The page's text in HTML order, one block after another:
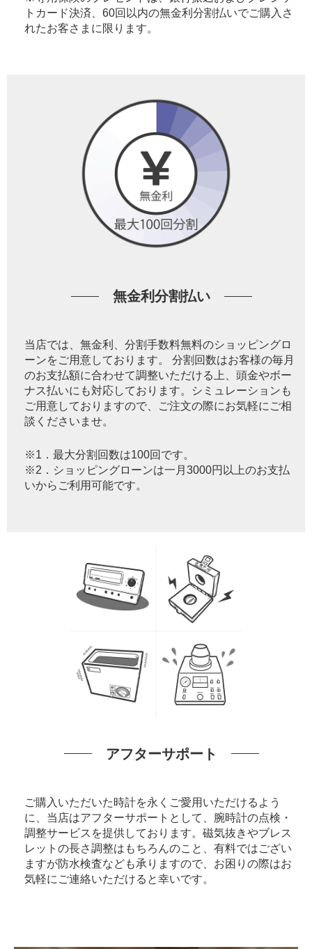
トカード決済、60回以内の無金利分割払いでご購入さ
れたお客さまに限ります。
無金利分割払い
当店では、無金利、分割手数料無料のショッピングロ
ーンをご用意しております。 分割回数はお客様の毎月
のお支払額に合わせて調整いただける上、頭金やボー
ナス払いにも対応しております。シミュレーションも
ご用意しておりますので、ご注文の際にお気軽にご相
談くださいませ。
※1．最大分割回数は100回です。
※2．ショッピングローンは一月3000円以上のお支払
いからご利用可能です。
アフターサポート
ご購入いただいた時計を永くご愛用いただけるよう
に、当店はアフターサポートとして、腕時計の点検・
調整サービスを提供しております。磁気抜きやブレス
レットの長さ調整はもちろんのこと、有料ではござい
ますが防水検査なども承りますので、お困りの際はお
気軽にご連絡いただけると幸いです。